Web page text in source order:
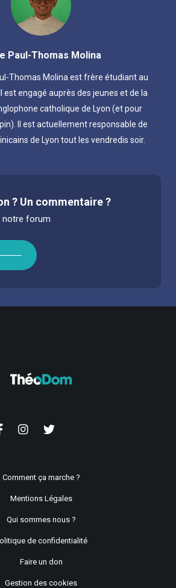
Paul-Thomas Molina
Thomas Molina est frère étudiant au
est engagé auprès des jeunes et de la
catholique de Lyon (et pour
Il est actuellement responsable de
de Lyon tout les vendredis soir.
? Un commentaire ?
notre forum
Comment ça marche ?
Mentions Légales
Qui sommes nous ?
de confidentialité
Faire un don
Gestion des cookies